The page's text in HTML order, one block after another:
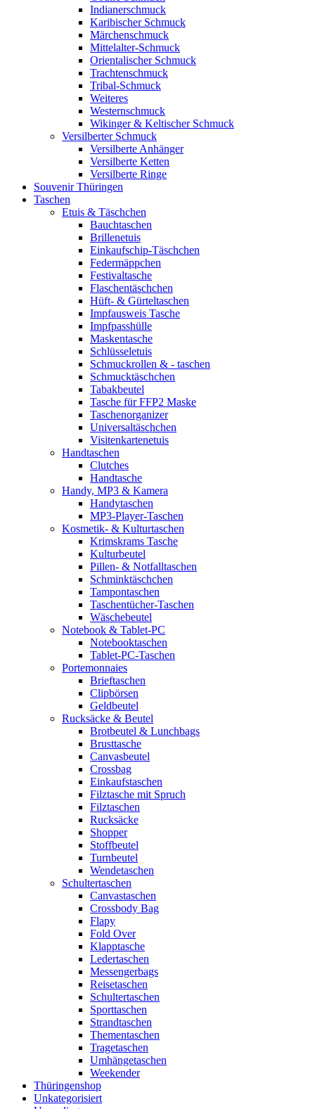
Indianerschmuck
Karibischer Schmuck
Märchenschmuck
Mittelalter-Schmuck
Orientalischer Schmuck
Trachtenschmuck
Tribal-Schmuck
Weiteres
Westernschmuck
Wikinger & Keltischer Schmuck
Versilberter Schmuck
Versilberte Anhänger
Versilberte Ketten
Versilberte Ringe
Souvenir Thüringen
Taschen
Etuis & Täschchen
Bauchtaschen
Brillenetuis
Einkaufschip-Täschchen
Federmäppchen
Festivaltasche
Flaschentäschchen
Hüft- & Gürteltaschen
Impfausweis Tasche
Impfpasshülle
Maskentasche
Schlüsseletuis
Schmuckrollen & - taschen
Schmucktäschchen
Tabakbeutel
Tasche für FFP2 Maske
Taschenorganizer
Universaltäschchen
Visitenkartenetuis
Handtaschen
Clutches
Handtasche
Handy, MP3 & Kamera
Handytaschen
MP3-Player-Taschen
Kosmetik- & Kulturtaschen
Krimskrams Tasche
Kulturbeutel
Pillen- & Notfalltaschen
Schminktäschchen
Tampontaschen
Taschentücher-Taschen
Wäschebeutel
Notebook & Tablet-PC
Notebooktaschen
Tablet-PC-Taschen
Portemonnaies
Brieftaschen
Clipbörsen
Geldbeutel
Rucksäcke & Beutel
Brotbeutel & Lunchbags
Brusttasche
Canvasbeutel
Crossbag
Einkaufstaschen
Filztasche mit Spruch
Filztaschen
Rucksäcke
Shopper
Stoffbeutel
Turnbeutel
Wendetaschen
Schultertaschen
Canvastaschen
Crossbody Bag
Flapy
Fold Over
Klapptasche
Ledertaschen
Messengerbags
Reisetaschen
Schultertaschen
Sporttaschen
Strandtaschen
Thementaschen
Tragetaschen
Umhängetaschen
Weekender
Thüringenshop
Unkategorisiert